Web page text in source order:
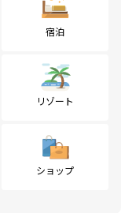
宿泊
リゾート
ショップ